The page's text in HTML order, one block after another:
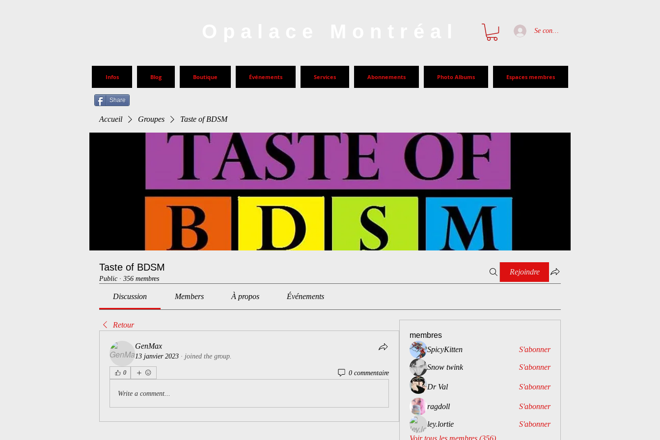
Se connecter
Infos Blog Boutique Événements Services Abonnements Photo Albums Espaces membres
Share
Accueil Groupes Taste of BDSM
Taste of BDSM
Public · 356 membres
Rejoindre
Discussion Members À propos Événements
Retour
GenMax
13 janvier 2023 · joined the group.
0 0 commentaire
Write a comment...
membres
SpicyKitten
S'abonner
Snow twink S'abonner
Dr Val S'abonner
ragdoll S'abonner
ley.lortie
S'abonner